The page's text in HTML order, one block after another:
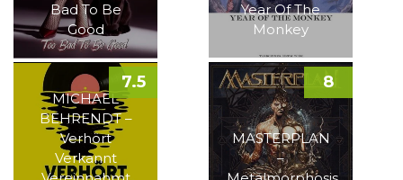
Bad To Be
Good
Year Of The
Monkey
MICHAEL
BEHRENDT –
Verhört
Verkannt
7.5
MASTERPLAN
–
8